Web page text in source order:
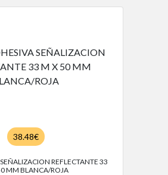
38.48€
REFLECTANTE 33
MM BLANCA/ROJA